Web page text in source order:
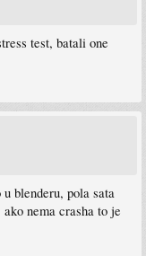
test, batali one
blenderu, pola sata
nema crasha to je